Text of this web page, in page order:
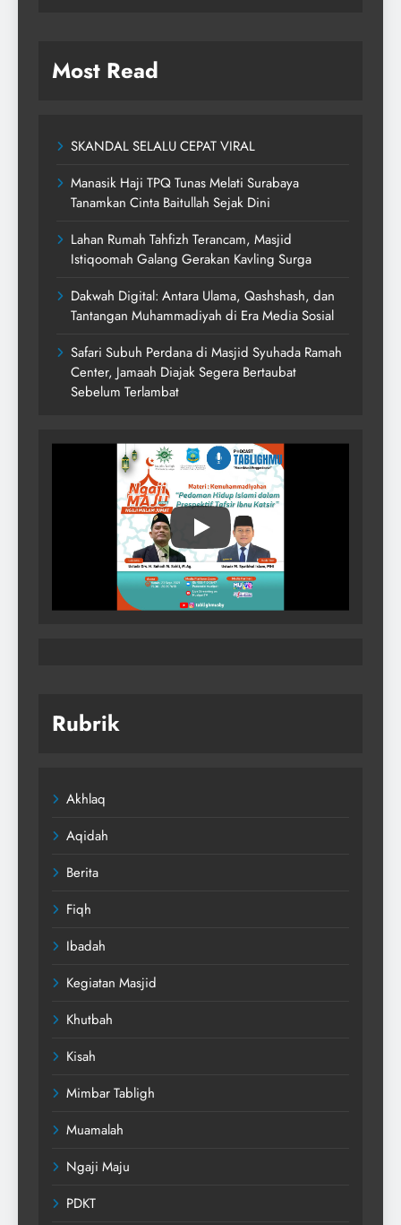
Most Read
SKANDAL SELALU CEPAT VIRAL
Manasik Haji TPQ Tunas Melati Surabaya
Tanamkan Cinta Baitullah Sejak Dini
Lahan Rumah Tahfizh Terancam, Masjid
Istiqoomah Galang Gerakan Kavling Surga
Dakwah Digital: Antara Ulama, Qashshash, dan
Tantangan Muhammadiyah di Era Media Sosial
Safari Subuh Perdana di Masjid Syuhada Ramah
Center, Jamaah Diajak Segera Bertaubat
Sebelum Terlambat
Rubrik
Akhlaq
Aqidah
Berita
Fiqh
Ibadah
Kegiatan Masjid
Khutbah
Kisah
Mimbar Tabligh
Muamalah
Ngaji Maju
PDKT